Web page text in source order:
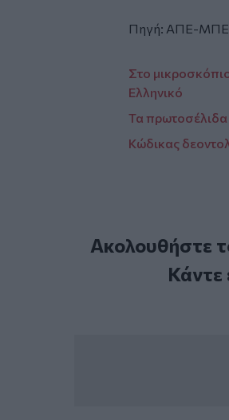
Πηγή: ΑΠΕ-
Στο
Ελληνικό
Τα πρωτοσέλιδα
Kώδικας
Ακολουθήστε
Κάντε